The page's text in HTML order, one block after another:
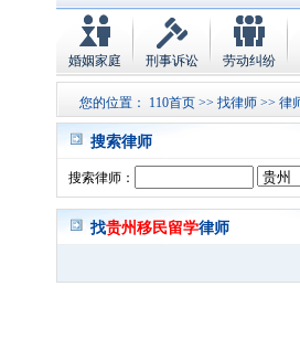
婚姻家庭 刑事诉讼 劳动纠纷
您的位置： 110首页 >> 找律师 >> 律
搜索律师
搜索律师：
找贵州移民留学律师